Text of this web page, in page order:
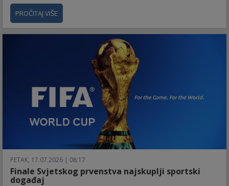
PROČITAJ VIŠE
PETAK, 17.07.2026 | 08:17
Finale Svjetskog prvenstva najskuplji sportski
događaj